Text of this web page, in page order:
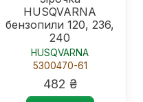
HUSQVARNA
бензопили 120, 236,
240
HUSQVARNA
5300470-61
482 ₴